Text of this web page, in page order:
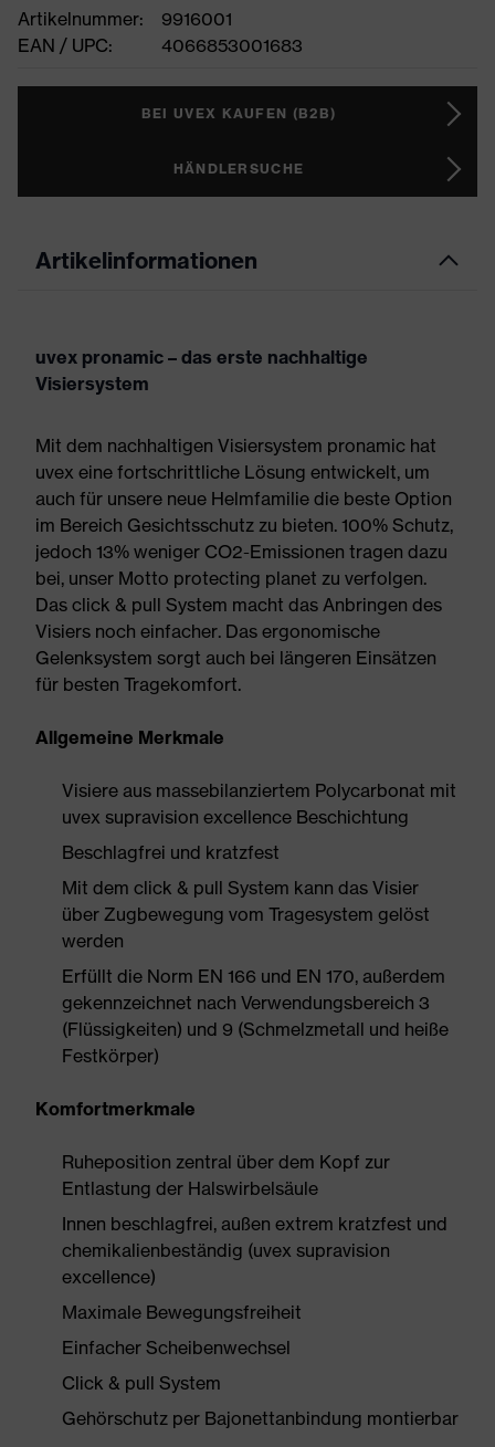
Artikelnummer:
9916001
EAN / UPC:
4066853001683
BEI UVEX KAUFEN (B2B)
HÄNDLERSUCHE
Artikelinformationen
uvex pronamic – das erste nachhaltige
Visiersystem
Mit dem nachhaltigen Visiersystem pronamic hat
uvex eine fortschrittliche Lösung entwickelt, um
auch für unsere neue Helmfamilie die beste Option
im Bereich Gesichtsschutz zu bieten. 100% Schutz,
jedoch 13% weniger CO2-Emissionen tragen dazu
bei, unser Motto protecting planet zu verfolgen.
Das click & pull System macht das Anbringen des
Visiers noch einfacher. Das ergonomische
Gelenksystem sorgt auch bei längeren Einsätzen
für besten Tragekomfort.
Allgemeine Merkmale
Visiere aus massebilanziertem Polycarbonat mit
uvex supravision excellence Beschichtung
Beschlagfrei und kratzfest
Mit dem click & pull System kann das Visier
über Zugbewegung vom Tragesystem gelöst
werden
Erfüllt die Norm EN 166 und EN 170, außerdem
gekennzeichnet nach Verwendungsbereich 3
(Flüssigkeiten) und 9 (Schmelzmetall und heiße
Festkörper)
Komfortmerkmale
Ruheposition zentral über dem Kopf zur
Entlastung der Halswirbelsäule
Innen beschlagfrei, außen extrem kratzfest und
chemikalienbeständig (uvex supravision
excellence)
Maximale Bewegungsfreiheit
Einfacher Scheibenwechsel
Click & pull System
Gehörschutz per Bajonettanbindung montierbar